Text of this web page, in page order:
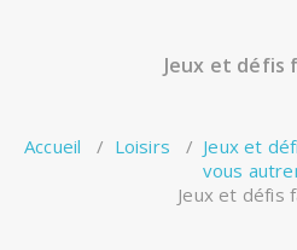
Jeux et défis
Accueil / Loisirs / Jeux et
vous
Jeux et défis